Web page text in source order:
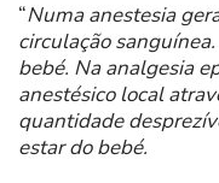
“Numa anestesia
circulação
bebé. Na analgesia
anestésico local
quantidade
estar do bebé.